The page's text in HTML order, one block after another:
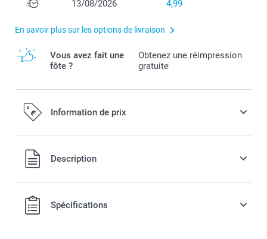
13/08/2026 4,99
En savoir plus sur les options de livraison
Vous avez fait une
fôte ?
Obtenez une réimpression
gratuite
Information de prix
Tous les prix sont en EURO (€), TVA incluse et hors frais de
port.
Description
Spécifications